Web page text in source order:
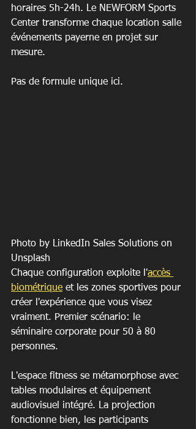
horaires 5h-24h. Le NEWFORM Sports
Center transforme chaque location salle
événements payerne en projet sur
mesure.
Pas de formule unique ici.
Photo by LinkedIn Sales Solutions on
Unsplash
Chaque configuration exploite l'accès
biométrique et les zones sportives pour
créer l'expérience que vous visez
vraiment. Premier scénario: le
séminaire corporate pour 50 à 80
personnes.
L'espace fitness se métamorphose avec
tables modulaires et équipement
audiovisuel intégré. La projection
fonctionne bien, les participants